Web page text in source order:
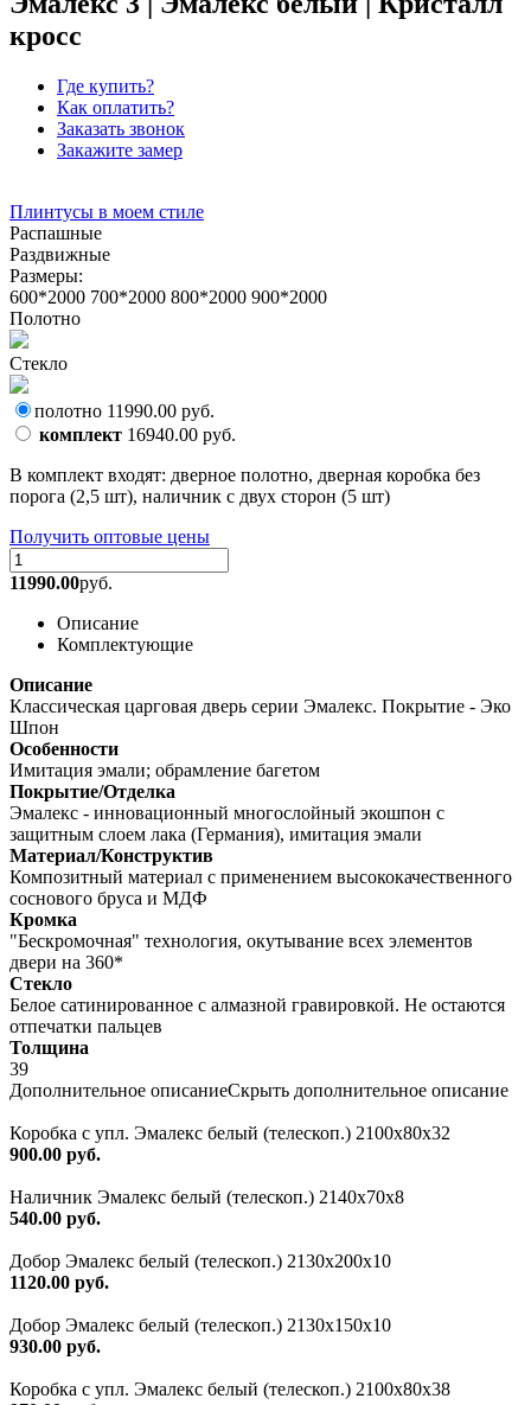
кросс
Где купить?
Как оплатить?
Заказать звонок
Закажите замер
Плинтусы в моем стиле
Распашные
Раздвижные
Размеры:
600*2000 700*2000 800*2000 900*2000
Полотно
Стекло
полотно 11990.00 руб.
комплект 16940.00 руб.
В комплект входят: дверное полотно, дверная коробка без
порога (2,5 шт), наличник с двух сторон (5 шт)
Получить оптовые цены
11990.00руб.
Описание
Комплектующие
Описание
Классическая царговая дверь cерии Эмалекс. Покрытие - Эко
Шпон
Особенности
Имитация эмали; обрамление багетом
Покрытие/Отделка
Эмалекс - инновационный многослойный экошпон с
защитным слоем лака (Германия), имитация эмали
Материал/Конструктив
Композитный материал с применением высококачественного
соснового бруса и МДФ
Кромка
"Бескромочная" технология, окутывание всех элементов
двери на 360*
Стекло
Белое сатинированное с алмазной гравировкой. Не остаются
отпечатки пальцев
Толщина
39
Дополнительное описаниеСкрыть дополнительное описание
Коробка с упл. Эмалекс белый (телескоп.) 2100х80х32
900.00 руб.
Наличник Эмалекс белый (телескоп.) 2140x70x8
540.00 руб.
Добор Эмалекс белый (телескоп.) 2130х200х10
1120.00 руб.
Добор Эмалекс белый (телескоп.) 2130х150х10
930.00 руб.
Коробка с упл. Эмалекс белый (телескоп.) 2100х80х38